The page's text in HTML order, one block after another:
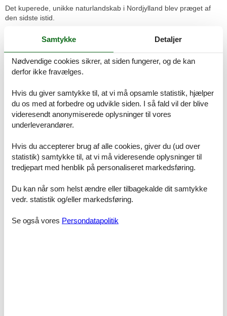
Det kuperede, unikke naturlandskab i Nordjylland blev præget af
den sidste istid.
historie, og tager de små besøgende med ind i en eventyrverden
med prinser og smukke prinsesser.
Bamsemusset i Skagen er en ganske særlig oplevelse for både
En ganske særlig seværdighed er Vippefyret, der er en
rekonstruktion af landets første fyr fra 1627, der ofte er afbilledet
med en kurv. Vippefyret blev bygget i 1913 til 500-års jubilæet for
Skagen.
Feriebyer som Blokhus, Løkken, Lønstrup eller Hirtshals tilbyder
alle strand og hav samt mange indkøbsmuligheder, caféer,
restauranter og interessante udflugtsmål for hele familien.
Rønnerne på Læsø, der bl.a. er blevet tildelt Natura 2000.
Naturen omkring Skagen er helt unik og inviterer jer til at tage på
tilsandede kirke giver et indtryk af de enorme naturkræfter, der
Samtykke Detaljer
Nødvendige cookies sikrer, at siden fungerer, og de kan
derfor ikke fravælges.
Hvis du giver samtykke til, at vi må opsamle statistik, hjælper
du os med at forbedre og udvikle siden. I så fald vil der blive
videresendt anonymiserede oplysninger til vores
underleverandører.
Hvis du accepterer brug af alle cookies, giver du (ud over
statistik) samtykke til, at vi må videresende oplysninger til
tredjepart med henblik på personaliseret markedsføring.
Du kan når som helst ændre eller tilbagekalde dit samtykke
vedr. statistik og/eller markedsføring.
Se også vores Persondatapolitik